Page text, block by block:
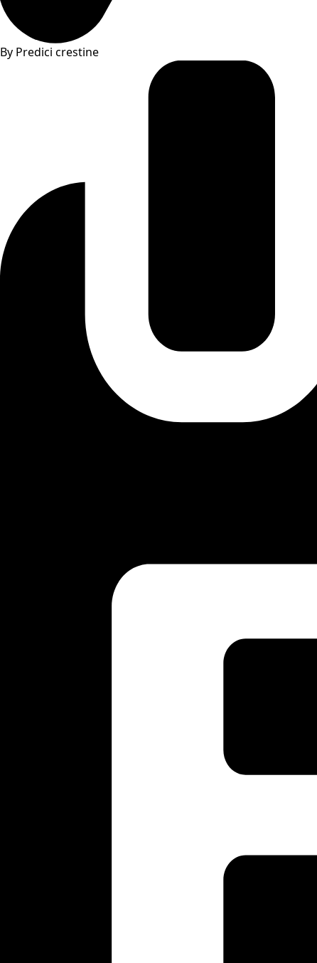
By Predici crestine